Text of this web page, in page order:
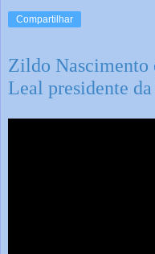
Compartilhar
Zildo Nascimento
Leal presidente